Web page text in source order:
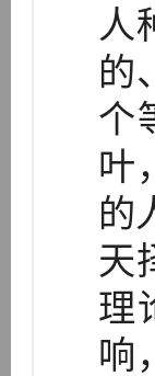
人
的
个
叶
的
天
理
响